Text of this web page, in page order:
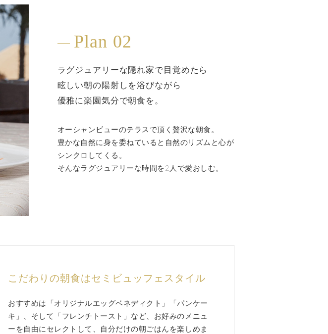
Plan 02
ラグジュアリーな隠れ家で目覚めたら
眩しい朝の陽射しを浴びながら
優雅に楽園気分で朝食を。
オーシャンビューのテラスで頂く贅沢な朝食。
豊かな自然に身を委ねていると自然のリズムと心が
シンクロしてくる。
そんなラグジュアリーな時間を2人で愛おしむ。
こだわりの朝食はセミビュッフェスタイル
おすすめは「オリジナルエッグベネディクト」「パンケー
キ」、そして「フレンチトースト」など、お好みのメニュ
ーを自由にセレクトして、自分だけの朝ごはんを楽しめま